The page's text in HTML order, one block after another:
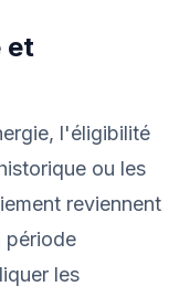
et
l'éligibilité
ou les
reviennent
période
les